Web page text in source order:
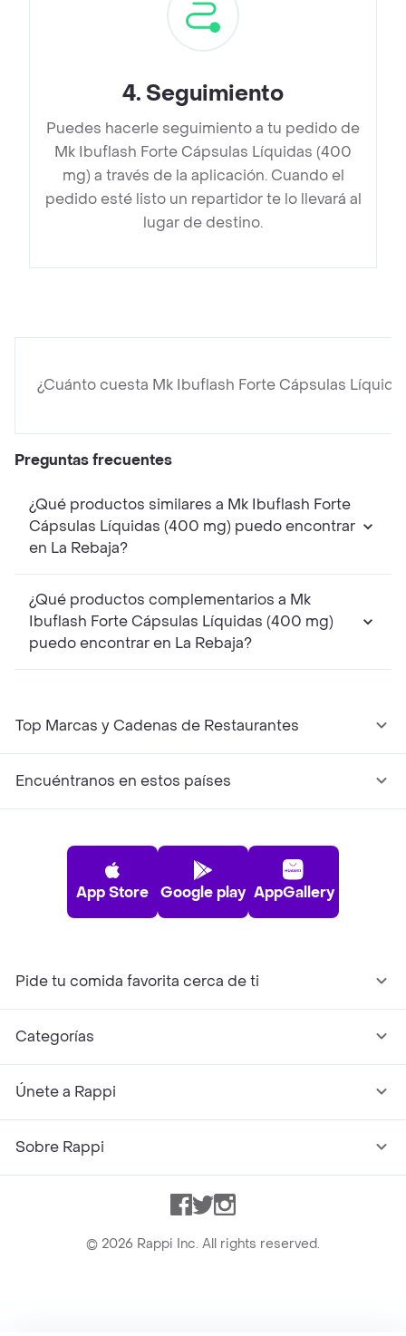
4. Seguimiento
Puedes hacerle seguimiento a tu pedido de
Mk Ibuflash Forte Cápsulas Líquidas (400
mg) a través de la aplicación. Cuando el
pedido esté listo un repartidor te lo llevará al
lugar de destino.
¿Cuánto cuesta Mk Ibuflash Forte Cápsulas
Preguntas frecuentes
¿Qué productos similares a Mk Ibuflash Forte
Cápsulas Líquidas (400 mg) puedo encontrar
en La Rebaja?
¿Qué productos complementarios a Mk
Ibuflash Forte Cápsulas Líquidas (400 mg)
puedo encontrar en La Rebaja?
Top Marcas y Cadenas de Restaurantes
Encuéntranos en estos países
App Store Google play AppGallery
Pide tu comida favorita cerca de ti
Categorías
Únete a Rappi
Sobre Rappi
Facebook
TwitterInstagram
© 2026 Rappi Inc. All rights reserved.